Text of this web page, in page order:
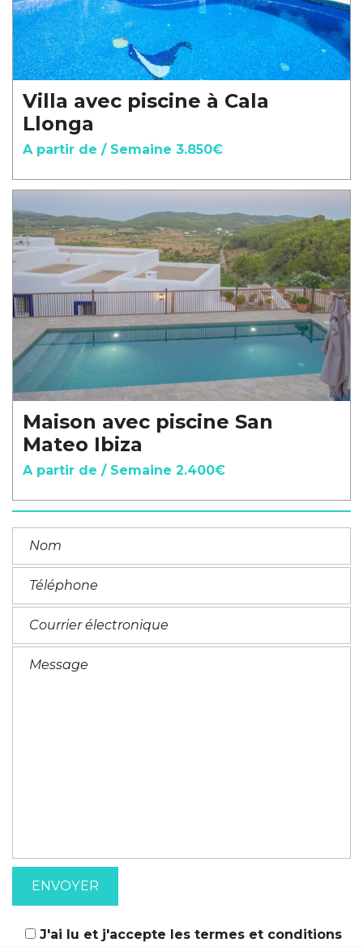
Villa avec piscine à Cala
Llonga
A partir de / Semaine 3.850€
Maison avec piscine San
Mateo Ibiza
A partir de / Semaine 2.400€
J'ai lu et j'accepte les termes et conditions